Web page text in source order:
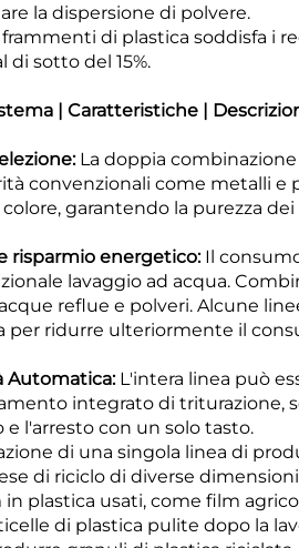
la dispersione di polvere.
frammenti di plastica soddisfa i
di sotto del 15%.
| Caratteristiche |
La doppia
convenzionali come metalli e
garantendo la purezza
risparmio energetico: Il
lavaggio ad acqua.
reflue e polveri. Alcune
per ridurre ulteriormente il
Automatica: L'intera linea può
integrato di triturazione,
l'arresto con un solo tasto.
di una singola linea di
di riciclo di diverse
plastica usati, come film
di plastica pulite dopo la